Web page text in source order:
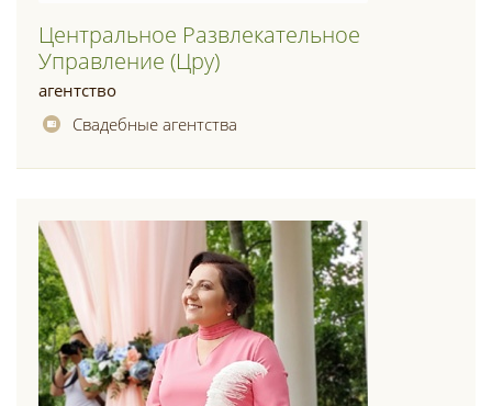
Центральное Развлекательное
Управление (цру)
агентство
Свадебные агентства